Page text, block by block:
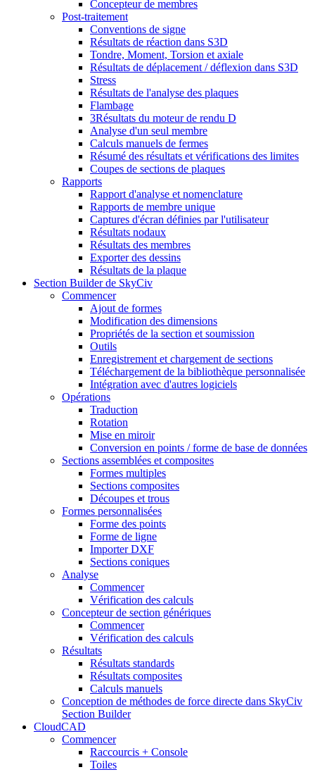
Concepteur de membres
Post-traitement
Conventions de signe
Résultats de réaction dans S3D
Tondre, Moment, Torsion et axiale
Résultats de déplacement / déflexion dans S3D
Stress
Résultats de l'analyse des plaques
Flambage
3Résultats du moteur de rendu D
Analyse d'un seul membre
Calculs manuels de fermes
Résumé des résultats et vérifications des limites
Coupes de sections de plaques
Rapports
Rapport d'analyse et nomenclature
Rapports de membre unique
Captures d'écran définies par l'utilisateur
Résultats nodaux
Résultats des membres
Exporter des dessins
Résultats de la plaque
Section Builder de SkyCiv
Commencer
Ajout de formes
Modification des dimensions
Propriétés de la section et soumission
Outils
Enregistrement et chargement de sections
Téléchargement de la bibliothèque personnalisée
Intégration avec d'autres logiciels
Opérations
Traduction
Rotation
Mise en miroir
Conversion en points / forme de base de données
Sections assemblées et composites
Formes multiples
Sections composites
Découpes et trous
Formes personnalisées
Forme des points
Forme de ligne
Importer DXF
Sections coniques
Analyse
Commencer
Vérification des calculs
Concepteur de section génériques
Commencer
Vérification des calculs
Résultats
Résultats standards
Résultats composites
Calculs manuels
Conception de méthodes de force directe dans SkyCiv
Section Builder
CloudCAD
Commencer
Raccourcis + Console
Toiles